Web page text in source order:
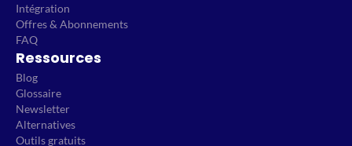
Intégration
Offres & Abonnements
FAQ
Ressources
Blog
Glossaire
Newsletter
Alternatives
Outils gratuits